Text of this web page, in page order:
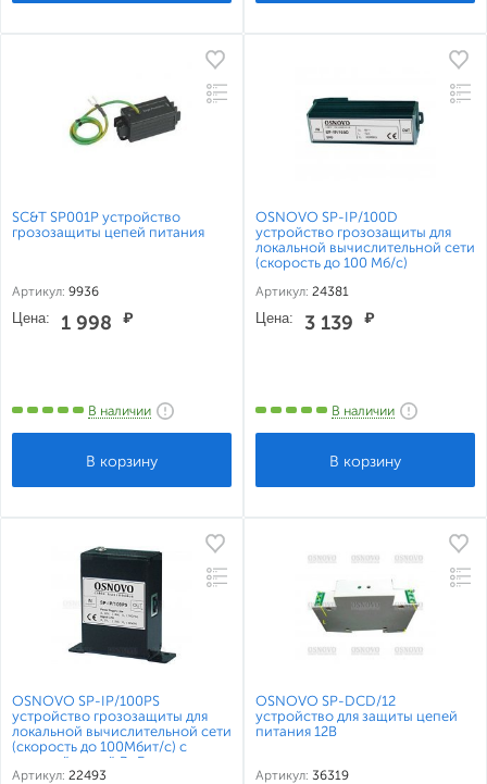
SC&T SP001P устройство
грозозащиты цепей питания
Артикул: 9936
Цена: 1 998 ₽
В наличии
OSNOVO SP-IP/100D
устройство грозозащиты для
локальной вычислительной сети
(скорость до 100 Мб/с)
Артикул: 24381
Цена: 3 139 ₽
В наличии
OSNOVO SP-IP/100PS
устройство грозозащиты для
локальной вычислительной сети
(скорость до 100Мбит/с) с
защитой линий PoE
Артикул: 22493
OSNOVO SP-DCD/12
устройство для защиты цепей
питания 12В
Артикул: 36319